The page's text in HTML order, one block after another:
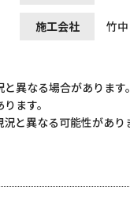
施工会社 竹
異なる場合があります。
ます。
と異なる可能性があり